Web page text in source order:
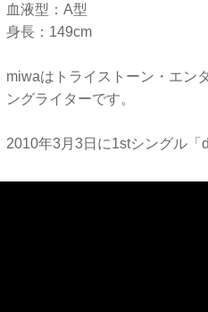
血液型：A型
身長：149cm
miwaはトライストーン・エン
ングライターです。
2010年3月3日に1stシングル「